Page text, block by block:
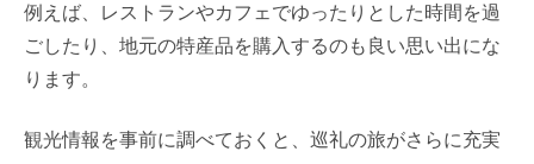
例えば、レストランやカフェでゆったりとした時間を過
ごしたり、地元の特産品を購入するのも良い思い出にな
ります。
観光情報を事前に調べておくと、巡礼の旅がさらに充実